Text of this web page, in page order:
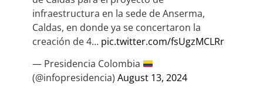
infraestructura en la sede de Anserma,
Caldas, en donde ya se concertaron la
creación de 4… pic.twitter.com/fsUgzMCLRr
— Presidencia Colombia
(@infopresidencia) August 13, 2024